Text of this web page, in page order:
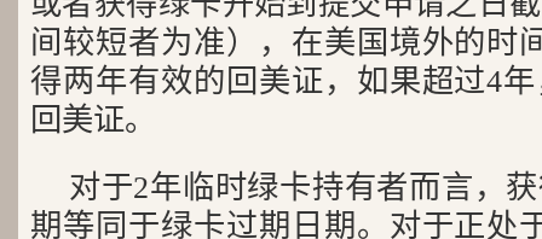
间较短者为准），在美国境外的时
得两年有效的回美证，如果超过4
回美证。
对于2年临时绿卡持有者而言，
期等同于绿卡过期日期。对于正处